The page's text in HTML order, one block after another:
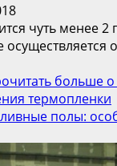
чуть менее 2
осуществляется
больше о
термопленки
полы: